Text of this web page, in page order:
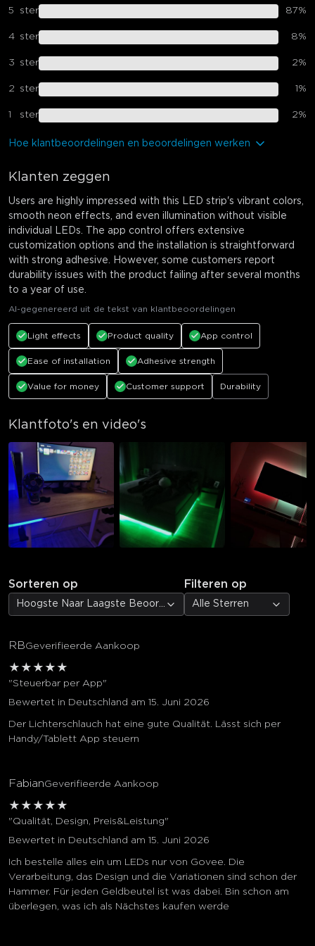
5 ster 87%
4 ster 8%
3 ster 2%
2 ster 1 %
1 ster 2%
Hoe klantbeoordelingen en beoordelingen werken
Klanten zeggen
Users are highly impressed with this LED strip's vibrant colors,
smooth neon effects, and even illumination without visible
individual LEDs. The app control offers extensive
customization options and the installation is straightforward
with strong adhesive. However, some customers report
durability issues with the product failing after several months
to a year of use.
AI-gegenereerd uit de tekst van klantbeoordelingen
Light effects Product quality App control
Ease of installation Adhesive strength
Value for money Customer support Durability
Klantfoto's en video's
Sorteren op
Hoogste Naar Laagste Beoordeling
Filteren op
Alle Sterren
RBGeverifieerde Aankoop
★ ★ ★ ★ ★
"Steuerbar per App"
Bewertet in Deutschland am 15. Juni 2026
Der Lichterschlauch hat eine gute Qualität. Lässt sich per
Handy/Tablett App steuern
FabianGeverifieerde Aankoop
★ ★ ★ ★ ★
"Qualität, Design, Preis&Leistung"
Bewertet in Deutschland am 15. Juni 2026
Ich bestelle alles ein um LEDs nur von Govee. Die
Verarbeitung, das Design und die Variationen sind schon der
Hammer. Für jeden Geldbeutel ist was dabei. Bin schon am
überlegen, was ich als Nächstes kaufen werde